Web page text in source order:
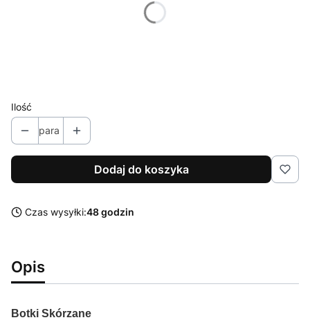
Ilość
para
Dodaj do koszyka
Czas wysyłki:48 godzin
Opis
Botki Skórzane